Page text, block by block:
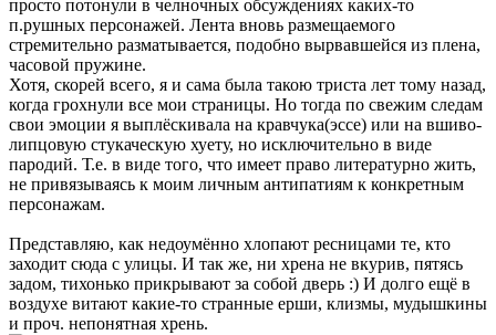
просто потонули в челночных обсуждениях каких-то
п.рушных персонажей. Лента вновь размещаемого
стремительно разматывается, подобно вырвавшейся из плена,
часовой пружине.
Хотя, скорей всего, я и сама была такою триста лет тому назад,
когда грохнули все мои страницы. Но тогда по свежим следам
свои эмоции я выплёскивала на кравчука(эссе) или на вшиво-
липцовую стукаческую хуету, но исключительно в виде
пародий. Т.е. в виде того, что имеет право литературно жить,
не привязываясь к моим личным антипатиям к конкретным
персонажам.
Представляю, как недоумённо хлопают ресницами те, кто
заходит сюда с улицы. И так же, ни хрена не вкурив, пятясь
задом, тихонько прикрывают за собой дверь :) И долго ещё в
воздухе витают какие-то странные ерши, клизмы, мудышкины
и проч. непонятная хрень.